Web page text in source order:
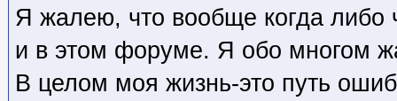
Я жалею, что вообще когда либо
и в этом форуме. Я обо многом
В целом моя жизнь-это путь